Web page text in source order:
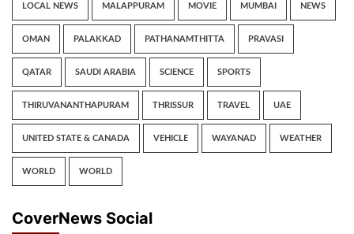
LOCAL NEWS MALAPPURAM MOVIE MUMBAI NEWS
OMAN PALAKKAD PATHANAMTHITTA PRAVASI
QATAR SAUDI ARABIA SCIENCE SPORTS
THIRUVANANTHAPURAM THRISSUR TRAVEL UAE
UNITED STATE & CANADA VEHICLE WAYANAD WEATHER
WORLD WORLD
CoverNews Social